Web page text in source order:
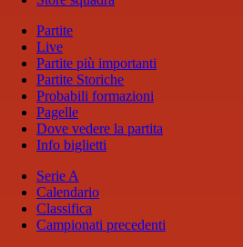
Partite
Live
Partite più importanti
Partite Storiche
Probabili formazioni
Pagelle
Dove vedere la partita
Info biglietti
Serie A
Calendario
Classifica
Campionati precedenti